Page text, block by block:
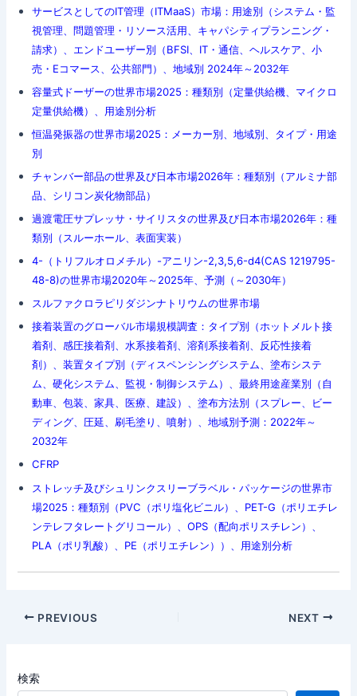
サービスとしてのIT管理（ITMaaS）市場：用途別（システム・監
視管理、問題管理・リソース活用、キャパシティプランニング・
請求）、エンドユーザー別（BFSI、IT・通信、ヘルスケア、小
売・Eコマース、公共部門）、地域別 2024年～2032年
容量式ドーザーの世界市場2025：種類別（定量供給機、マイクロ
定量供給機）、用途別分析
恒温発振器の世界市場2025：メーカー別、地域別、タイプ・用途
別
チャンバー部品の世界及び日本市場2026年：種類別（アルミナ部
品、シリコン炭化物部品）
過渡電圧サプレッサ・サイリスタの世界及び日本市場2026年：種
類別（スルーホール、表面実装）
4-（トリフルオロメチル）-アニリン-2,3,5,6-d4(CAS 1219795-
48-8)の世界市場2020年～2025年、予測（～2030年）
スルファクロラピリダジンナトリウムの世界市場
接着装置のグローバル市場規模調査：タイプ別（ホットメルト接
着剤、感圧接着剤、水系接着剤、溶剤系接着剤、反応性接着
剤）、装置タイプ別（ディスペンシングシステム、塗布システ
ム、硬化システム、監視・制御システム）、最終用途産業別（自
動車、包装、家具、医療、建設）、塗布方法別（スプレー、ビー
ディング、圧延、刷毛塗り、噴射）、地域別予測：2022年～
2032年
CFRP
ストレッチ及びシュリンクスリーブラベル・パッケージの世界市
場2025：種類別（PVC（ポリ塩化ビニル）、PET-G（ポリエチレ
ンテレフタレートグリコール）、OPS（配向ポリスチレン）、
PLA（ポリ乳酸）、PE（ポリエチレン））、用途別分析
Post
PREVIOUS NEXT
検索